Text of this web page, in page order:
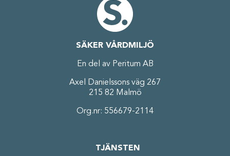
SÄKER VÅRDMILJÖ
En del av Peritum AB
Axel Danielssons väg 267
215 82 Malmö
Org.nr: 556679-2114
TJÄNSTEN